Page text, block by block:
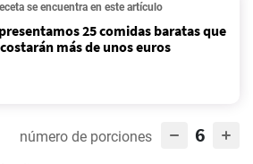
se encuentra en este artículo
25 comidas baratas que
más de unos euros
número de porciones 6